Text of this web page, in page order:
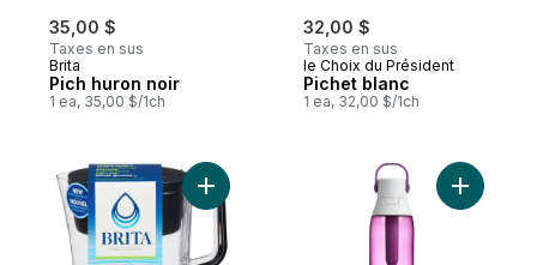
35,00 $
Taxes en sus
Brita
Pich huron noir
1 ea, 35,00 $/1ch
32,00 $
Taxes en sus
le Choix du Président
Pichet blanc
1 ea, 32,00 $/1ch
Ajouter Petit pichet de filtration d’eau
Ajouter